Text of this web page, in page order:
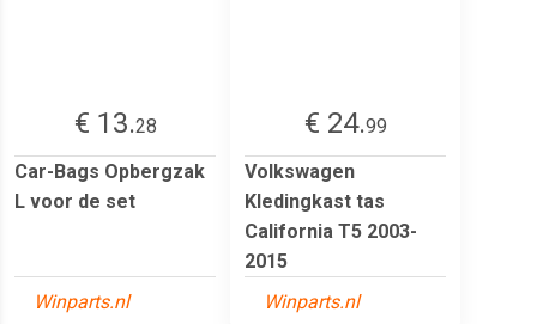
€ 13.28
Car-Bags Opbergzak
L voor de set
Winparts.nl
€ 24.99
Volkswagen
Kledingkast tas
California T5 2003-
2015
Winparts.nl